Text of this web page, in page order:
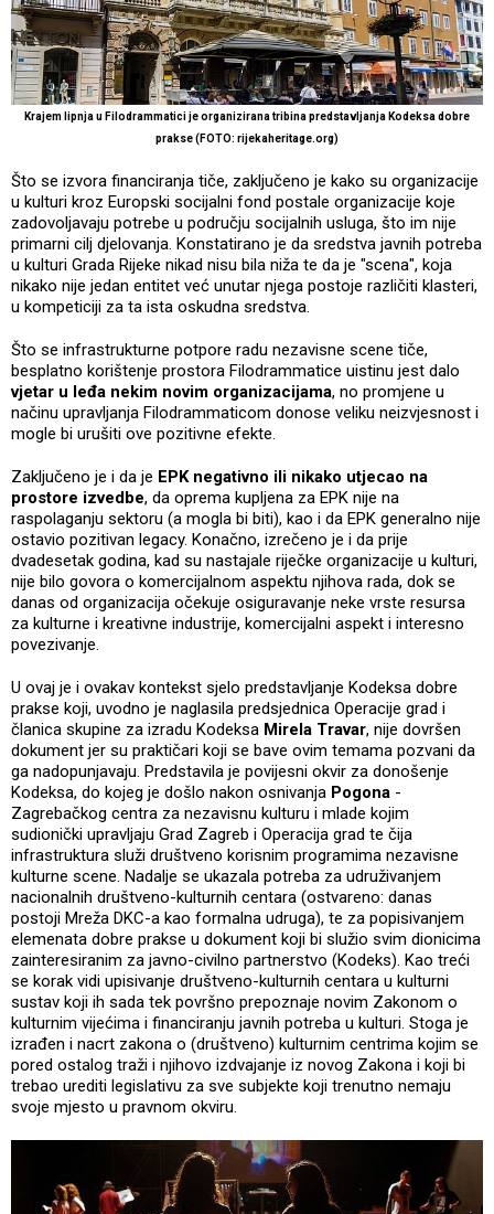
Krajem lipnja u Filodrammatici je organizirana tribina predstavljanja Kodeksa dobre
prakse (FOTO: rijekaheritage.org)
Što se izvora financiranja tiče, zaključeno je kako su organizacije
u kulturi kroz Europski socijalni fond postale organizacije koje
zadovoljavaju potrebe u području socijalnih usluga, što im nije
primarni cilj djelovanja. Konstatirano je da sredstva javnih potreba
u kulturi Grada Rijeke nikad nisu bila niža te da je "scena", koja
nikako nije jedan entitet već unutar njega postoje različiti klasteri,
u kompeticiji za ta ista oskudna sredstva.
Što se infrastrukturne potpore radu nezavisne scene tiče,
besplatno korištenje prostora Filodrammatice uistinu jest dalo
vjetar u leđa nekim novim organizacijama, no promjene u
načinu upravljanja Filodrammaticom donose veliku neizvjesnost i
mogle bi urušiti ove pozitivne efekte.
Zaključeno je i da je EPK negativno ili nikako utjecao na
prostore izvedbe, da oprema kupljena za EPK nije na
raspolaganju sektoru (a mogla bi biti), kao i da EPK generalno nije
ostavio pozitivan legacy. Konačno, izrečeno je i da prije
dvadesetak godina, kad su nastajale riječke organizacije u kulturi,
nije bilo govora o komercijalnom aspektu njihova rada, dok se
danas od organizacija očekuje osiguravanje neke vrste resursa
za kulturne i kreativne industrije, komercijalni aspekt i interesno
povezivanje.
U ovaj je i ovakav kontekst sjelo predstavljanje Kodeksa dobre
prakse koji, uvodno je naglasila predsjednica Operacije grad i
članica skupine za izradu Kodeksa Mirela Travar, nije dovršen
dokument jer su praktičari koji se bave ovim temama pozvani da
ga nadopunjavaju. Predstavila je povijesni okvir za donošenje
Kodeksa, do kojeg je došlo nakon osnivanja Pogona -
Zagrebačkog centra za nezavisnu kulturu i mlade kojim
sudionički upravljaju Grad Zagreb i Operacija grad te čija
infrastruktura služi društveno korisnim programima nezavisne
kulturne scene. Nadalje se ukazala potreba za udruživanjem
nacionalnih društveno-kulturnih centara (ostvareno: danas
postoji Mreža DKC-a kao formalna udruga), te za popisivanjem
elemenata dobre prakse u dokument koji bi služio svim dionicima
zainteresiranim za javno-civilno partnerstvo (Kodeks). Kao treći
se korak vidi upisivanje društveno-kulturnih centara u kulturni
sustav koji ih sada tek površno prepoznaje novim Zakonom o
kulturnim vijećima i financiranju javnih potreba u kulturi. Stoga je
izrađen i nacrt zakona o (društveno) kulturnim centrima kojim se
pored ostalog traži i njihovo izdvajanje iz novog Zakona i koji bi
trebao urediti legislativu za sve subjekte koji trenutno nemaju
svoje mjesto u pravnom okviru.